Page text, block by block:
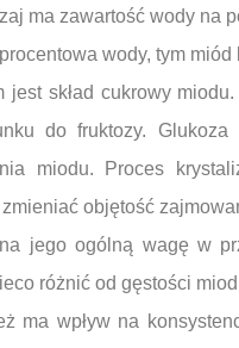
ma zawartość wody na
wody, tym miód
jest skład cukrowy
do fruktozy.
miodu. Proces
objętość
jego ogólną wagę w
różnić od gęstości
ma wpływ na